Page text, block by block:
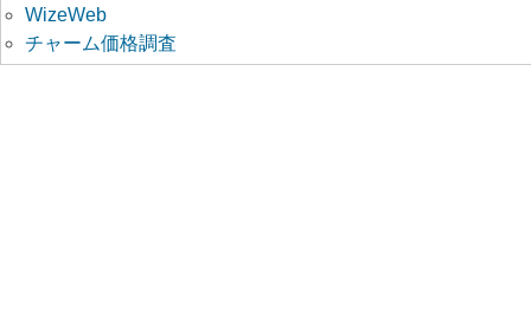
WizeWeb
チャーム価格調査